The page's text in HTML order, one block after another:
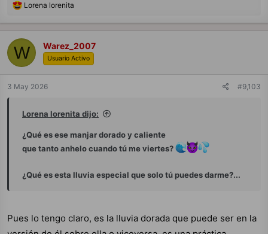
R
a
c
i
s
Lorena lorenita
W Warez_2007
Usuario Activo
3 May 2026 #9,103
Lorena lorenita dijo:
¿Qué es ese manjar dorado y caliente
que tanto anhelo cuando tú me viertes?
¿Qué es esta lluvia especial que solo tú puedes darme?...
Pues lo tengo claro, es la lluvia dorada que puede ser en la